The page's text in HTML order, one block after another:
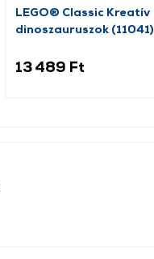
LEGO® Classic Kreatív
dinoszauruszok (11041)
13 489 Ft